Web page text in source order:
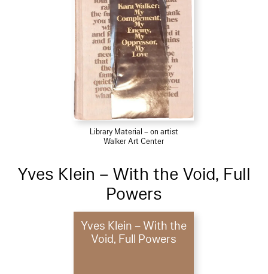
Library Material – on artist
Walker Art Center
Yves Klein – With the Void, Full
Powers
Yves Klein – With the
Void, Full Powers